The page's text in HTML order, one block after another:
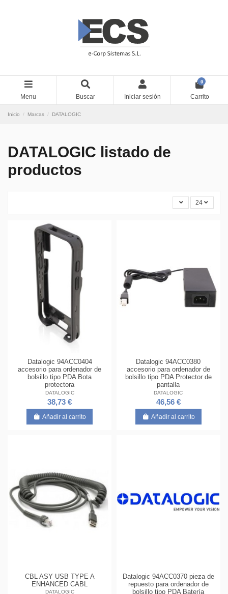
Menu Buscar Iniciar sesión
0
Carrito
Inicio Marcas DATALOGIC
DATALOGIC listado de
productos
24
Datalogic 94ACC0404
accesorio para ordenador de
bolsillo tipo PDA Bota
protectora
DATALOGIC
38,73 €
Añadir al carrito
Datalogic 94ACC0380
accesorio para ordenador de
bolsillo tipo PDA Protector de
pantalla
DATALOGIC
46,56 €
Añadir al carrito
CBL ASY USB TYPE A
ENHANCED CABL
DATALOGIC
Datalogic 94ACC0370 pieza de
repuesto para ordenador de
bolsillo tipo PDA Batería